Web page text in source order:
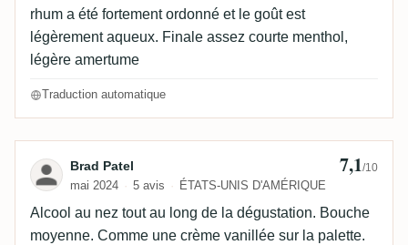
rhum a été fortement ordonné et le goût est
légèrement aqueux. Finale assez courte menthol,
légère amertume
Traduction automatique
Avis de Brad Patel
Brad Patel
mai 2024 5 avis ÉTATS-UNIS D'AMÉRIQUE
7,1/10
Alcool au nez tout au long de la dégustation. Bouche
moyenne. Comme une crème vanillée sur la palette.